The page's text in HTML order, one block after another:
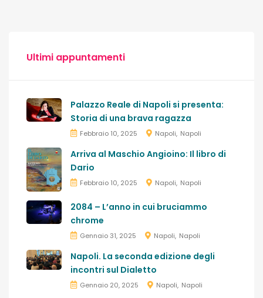
Ultimi appuntamenti
Palazzo Reale di Napoli si presenta:
Storia di una brava ragazza
Febbraio 10, 2025 Napoli Napoli
Arriva al Maschio Angioino: Il libro di
Dario
Febbraio 10, 2025 Napoli Napoli
2084 – L’anno in cui bruciammo
chrome
Gennaio 31, 2025 Napoli Napoli
Napoli. La seconda edizione degli
incontri sul Dialetto
Gennaio 20, 2025 Napoli Napoli